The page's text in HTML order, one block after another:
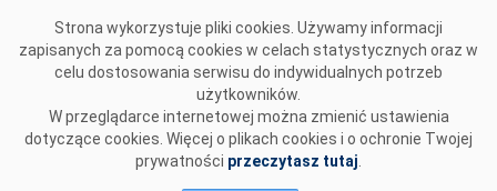
Strona wykorzystuje pliki cookies. Używamy informacji
zapisanych za pomocą cookies w celach statystycznych oraz w
celu dostosowania serwisu do indywidualnych potrzeb
użytkowników.
W przeglądarce internetowej można zmienić ustawienia
dotyczące cookies. Więcej o plikach cookies i o ochronie Twojej
prywatności przeczytasz tutaj